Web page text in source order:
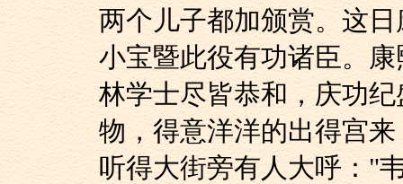
两个儿子都加颁赏。这
小宝暨此役有功诸臣。
林学士尽皆恭和，庆功
物，得意洋洋的出得宫
听得大街旁有人大呼："